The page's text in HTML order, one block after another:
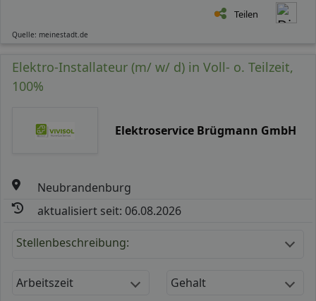
Teilen
Quelle: meinestadt.de
Elektro-Installateur (m/ w/ d) in Voll- o. Teilzeit,
100%
Elektroservice Brügmann GmbH
Neubrandenburg
aktualisiert seit: 06.08.2026
Stellenbeschreibung:
Arbeitszeit Gehalt